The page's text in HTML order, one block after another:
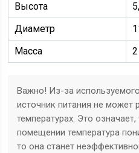
Высота
Диаметр
Масса
Важно! Из-за
источник питания не может
температурах. Это
помещении температура
то она станет